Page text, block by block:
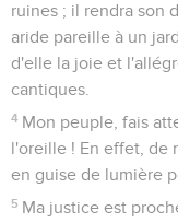
ruines ; il rendra son
aride pareille à un
d'elle la joie et
cantiques.
4 Mon peuple, fais
l'oreille ! En effet, de
en guise de lumière
5 Ma justice est